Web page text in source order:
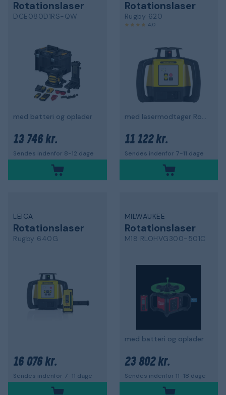
Rotationslaser
DCE080D1RS-QW
med batteri og oplader
13 746 kr.
Sendes indenfor 8-12 dage
Rotationslaser
Rugby 620
4,0
med lasermodtager Rod-Eye 160
11 122 kr.
Sendes indenfor 7-11 dage
LEICA
Rotationslaser
Rugby 640G
16 076 kr.
Sendes indenfor 7-11 dage
MILWAUKEE
Rotationslaser
M18 RLOHVG300-501C
med batteri og oplader
23 802 kr.
Sendes indenfor 11-18 dage